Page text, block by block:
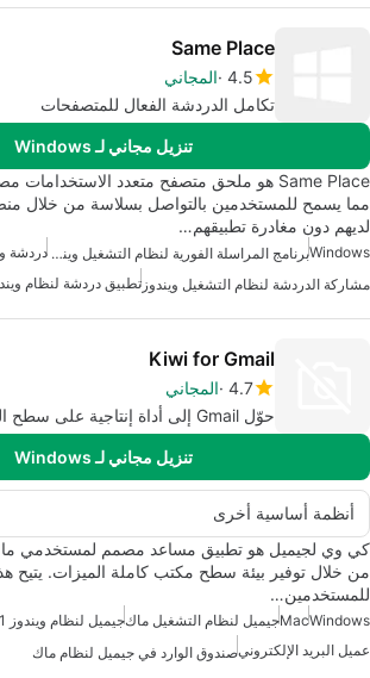
Same Place
4.5 المجاني
تكامل الدردشة الفعال للمتصفحات
تنزيل مجاني لـ Windows
مما يسمح للمستخدمين بالتواصل بسلاسة من خلال
لديهم دون مغادرة تطبيقهم…
Windows برنامج المراسلة الفورية لنظام التشغيل ويندوز دردشة
مشاركة الدردشة لنظام التشغيل ويندوز تطبيق دردشة لنظام
Kiwi for Gmail
4.7 المجاني
حوّل Gmail إلى أداة إنتاجية على سطح المكتب
تنزيل مجاني لـ Windows
أنظمة أساسية أخرى
كي وي لجيميل هو تطبيق مساعد مصمم لمستخدمي
من خلال توفير بيئة سطح مكتب كاملة الميزات. يتيح
للمستخدمين…
Windows
Macجيميل لنظام التشغيل ماكجيميل لنظام ويندوز 11
عميل البريد الإلكترونيصندوق الوارد في جيميل لنظام ماك